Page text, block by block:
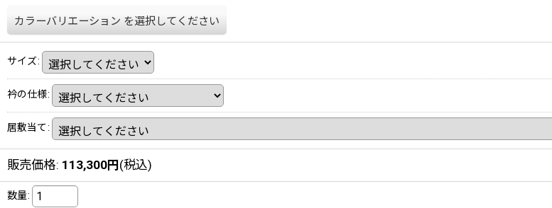
カラーバリエーション を選択してください
サイズ:
衿の仕様:
居敷当て:
販売価格: 113,300円(税込)
数量: